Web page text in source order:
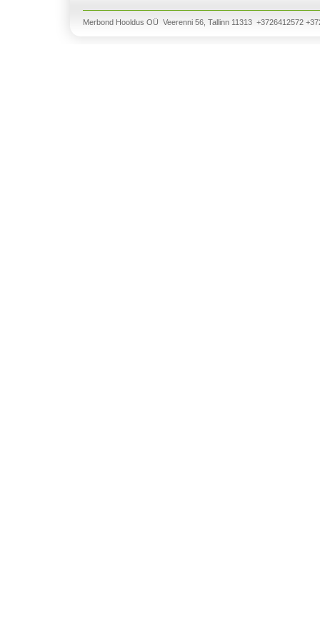
Merbond Hooldus OÜ Veerenni 56, Tallinn 11313 +3726412572